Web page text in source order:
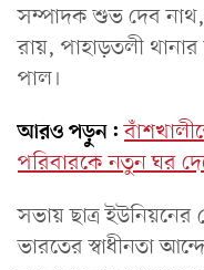
সম্পাদক শুভ দেব
রায়, পাহাড়তলী
পাল।
আরও পড়ুন:
পরিবারকে নতুন ঘর
সভায় ছাত্র ইউনিয়নের
ভারতের স্বাধীনতা